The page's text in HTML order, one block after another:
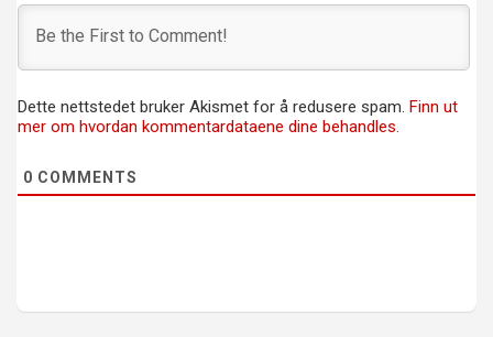
Dette nettstedet bruker Akismet for å redusere spam. Finn ut
mer om hvordan kommentardataene dine behandles.
0 COMMENTS